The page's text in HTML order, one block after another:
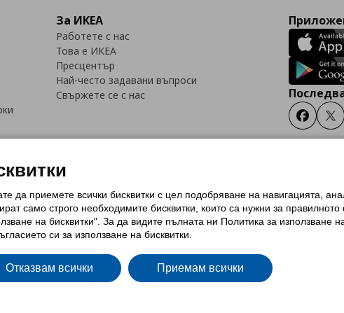
За ИКЕА
Работете с нас
Това е ИКЕА
Пресцентър
Най-често задавани въпроси
Свържете се с нас
(Cookies)Избор на настройки за използване на бисквиткиУсловия за
Политика за защита на личните данни на ikea.bg
Общи условия на програма
на програма IKEA Family
да приемете всички бисквитки с цел подобряване на навигацията,
само строго необходимитe бисквитки, които са нужни за
на бисквитки". За да видите пълната ни Политика за използване
си за използване на бисквитки.
Отказвам всички Приемам всички